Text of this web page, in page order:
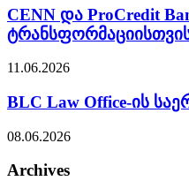
CENN და ProCredit
11.06.2026
BLC Law Office-ის
08.06.2026
Archives